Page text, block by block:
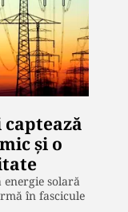
captează
și o
energie solară
în fascicule